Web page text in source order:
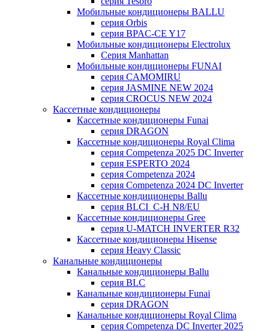
Мобильные кондиционеры BALLU
серия Orbis
серия BPAC-CE Y17
Мобильные кондиционеры Electrolux
Cерия Manhattan
Мобильные кондиционеры FUNAI
серия CAMOMIRU
серия JASMINE NEW 2024
серия CROCUS NEW 2024
Кассетные кондиционеры
Кассетные кондиционеры Funai
серия DRAGON
Кассетные кондиционеры Royal Clima
серия Competenza 2025 DC Inverter
серия ESPERTO 2024
серия Competenza 2024
серия Competenza 2024 DC Inverter
Кассетные кондиционеры Ballu
серия BLCI_C-H N8/EU
Кассетные кондиционеры Gree
серия U-MATCH INVERTER R32
Кассетные кондиционеры Hisense
серия Heavy Classic
Канальные кондиционеры
Канальные кондиционеры Ballu
серия BLC
Канальные кондиционеры Funai
серия DRAGON
Канальные кондиционеры Royal Clima
серия Competenza DC Inverter 2025